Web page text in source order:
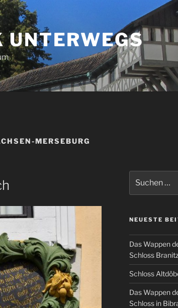
UNTERWEGS
MERSEBURG
nach:
NEUESTE
Das Wappen
Schloss
Schloss
Das Wappen
Schloss in